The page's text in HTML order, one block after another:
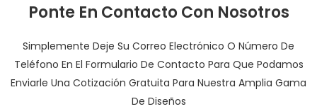
Ponte En Contacto Con Nosotros
Simplemente Deje Su Correo Electrónico O Número De
Teléfono En El Formulario De Contacto Para Que Podamos
Enviarle Una Cotización Gratuita Para Nuestra Amplia Gama
De Diseños